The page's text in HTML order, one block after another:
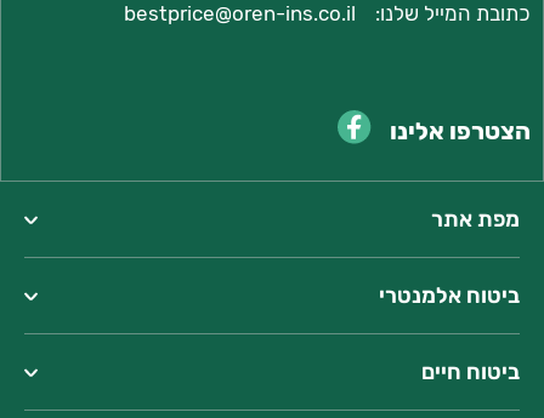
כתובת המייל שלנו:
bestprice@oren-ins.co.il
הצטרפו אלינו
מפת אתר
ביטוח אלמנטרי
ביטוח חיים
כתובתנו:המצודה 23, אזור
טל':077-2207000